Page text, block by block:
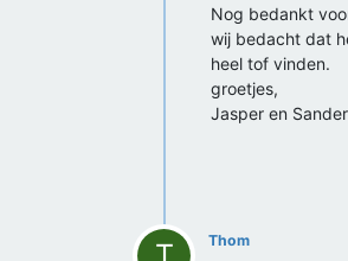
Nog bedankt
wij bedacht dat
heel tof vinden.
groetjes,
Jasper en Sander
Thom